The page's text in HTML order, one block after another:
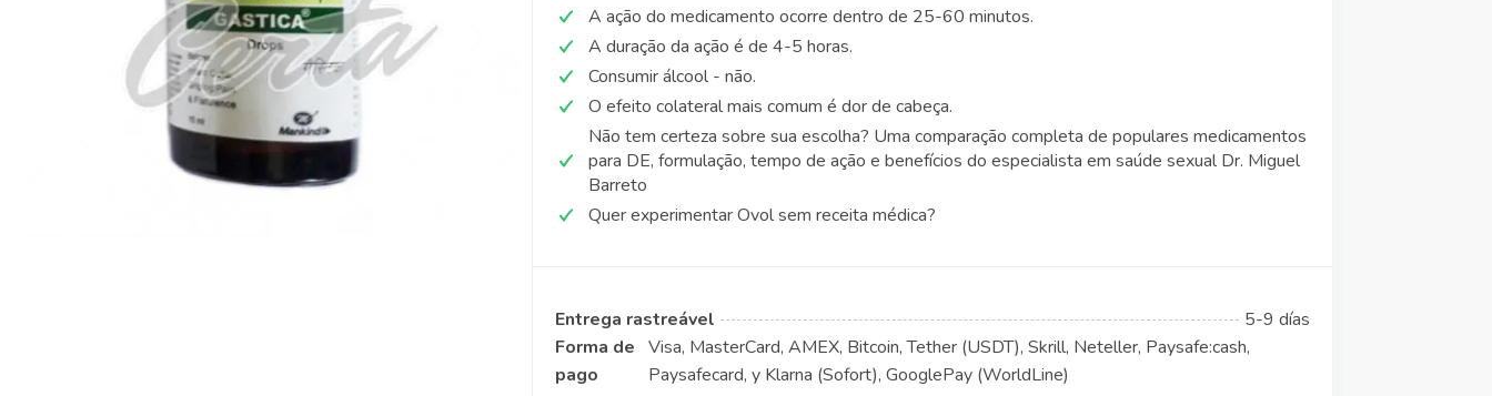
A ação do medicamento ocorre dentro de 25-60 minutos.
A duração da ação é de 4-5 horas.
Consumir álcool - não.
O efeito colateral mais comum é dor de cabeça.
Não tem certeza sobre sua escolha? Uma comparação completa de populares medicamentos
para DE, formulação, tempo de ação e benefícios do especialista em saúde sexual Dr. Miguel
Barreto
Quer experimentar Ovol sem receita médica?
Entrega rastreável
5-9 días
Forma de
pago
Visa, MasterCard, AMEX, Bitcoin, Tether (USDT), Skrill, Neteller, Paysafe:cash,
Paysafecard, y Klarna (Sofort), GooglePay (WorldLine)